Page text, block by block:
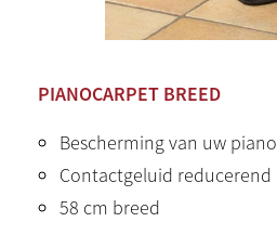
PIANOCARPET BREED
Bescherming van uw piano
Contactgeluid reducerend
58 cm breed